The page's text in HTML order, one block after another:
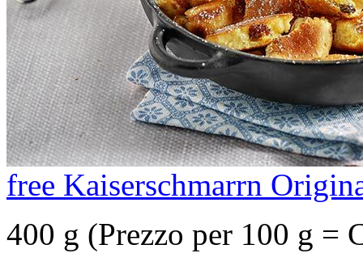
free Kaiserschmarrn
400 g (Prezzo per 100 g =